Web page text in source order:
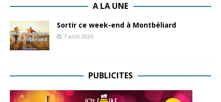
A LA UNE
Sortir ce week-end à Montbéliard
7 août 2026
PUBLICITES